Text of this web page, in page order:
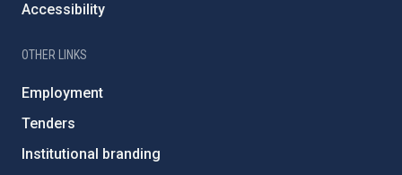
Accessibility
OTHER LINKS
Employment
Tenders
Institutional branding